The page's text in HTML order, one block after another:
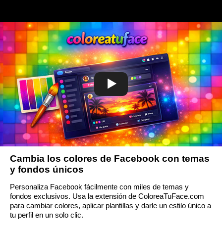
Cambia los colores de Facebook con temas
y fondos únicos
Personaliza Facebook fácilmente con miles de temas y
fondos exclusivos. Usa la extensión de ColoreaTuFace.com
para cambiar colores, aplicar plantillas y darle un estilo único a
tu perfil en un solo clic.